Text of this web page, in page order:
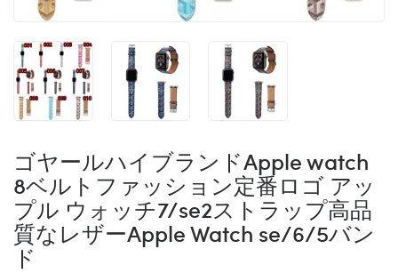
ゴヤールハイブランドApple watch
8ベルトファッション定番ロゴ アッ
プル ウォッチ7/se2ストラップ高品
質なレザーApple Watch se/6/5バン
ド